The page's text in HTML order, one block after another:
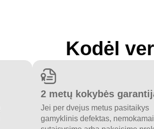
Kodėl
2 metų kokybės
Jei per dvejus metus pasitaikys
gamyklinis defektas, nemokamai